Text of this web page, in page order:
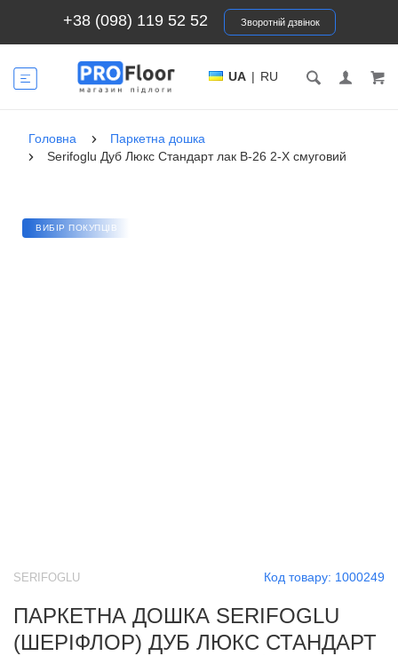
+38 (098) 119 52 52 Зворотній дзвінок
UA | RU
Головна
Паркетна дошка
Serifoglu Дуб Люкс Стандарт лак B-26 2-Х смуговий
ВИБІР ПОКУПЦІВ
Код товару: 1000249
SERIFOGLU
ПАРКЕТНА ДОШКА SERIFOGLU
(ШЕРІФЛОР) ДУБ ЛЮКС СТАНДАРТ